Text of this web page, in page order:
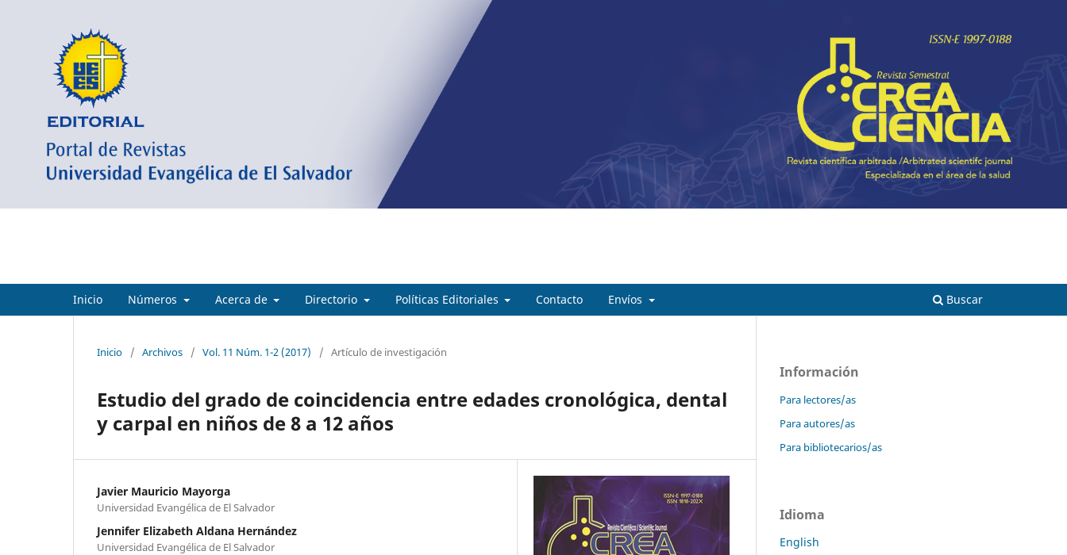
Inicio Números Acerca de Directorio Políticas Editoriales Contacto Envíos Buscar
Inicio / Archivos / Vol. 11 Núm. 1-2 (2017) / Artículo de investigación
Estudio del grado de coincidencia entre edades cronológica, dental
y carpal en niños de 8 a 12 años
Javier Mauricio Mayorga
Universidad Evangélica de El Salvador
Jennifer Elizabeth Aldana Hernández
Universidad Evangélica de El Salvador
Información
Para lectores/as
Para autores/as
Para bibliotecarios/as
Idioma
English